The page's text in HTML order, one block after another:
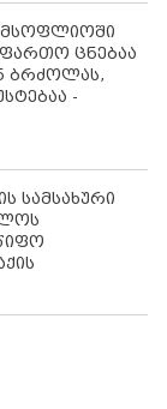
მსოფლიოში
ცნებაა
ბრძოლას,
-
სამსახური